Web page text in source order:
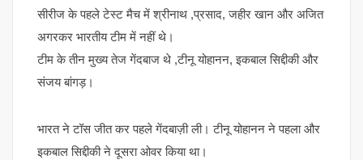
सीरीज के पहले टेस्ट मैच में श्रीनाथ ,प्रसाद, जहीर खान और अजित
अगरकर भारतीय टीम में नहीं थे।
टीम के तीन मुख्य तेज गेंदबाज थे ,टीनू योहानन, इकबाल सिद्दीकी और
संजय बांगड़।
भारत ने टॉस जीत कर पहले गेंदबाज़ी ली। टीनू योहानन ने पहला और
इकबाल सिद्दीकी ने दूसरा ओवर किया था।